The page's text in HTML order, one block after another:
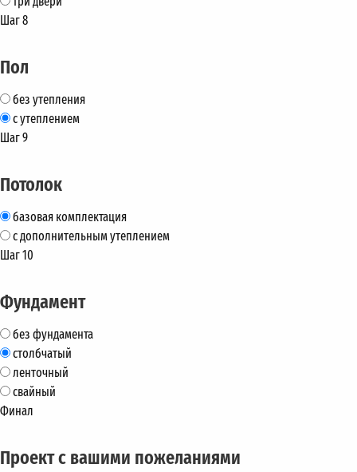
Шаг 8
Пол
без утепления
с утеплением
Шаг 9
Потолок
базовая комплектация
с дополнительным утеплением
Шаг 10
Фундамент
без фундамента
столбчатый
ленточный
свайный
Финал
Проект с вашими пожеланиями